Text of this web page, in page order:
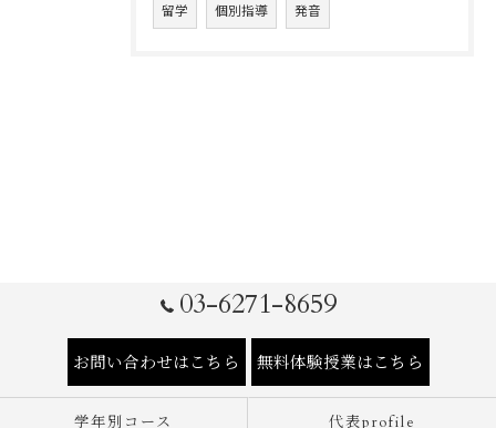
留学 個別指導 発音
03-6271-8659
お問い合わせはこちら 無料体験授業はこちら
学年別コース 代表profile